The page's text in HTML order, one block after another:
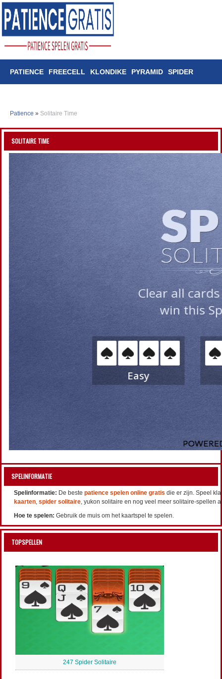
PATIENCE FREECELL KLONDIKE PYRAMID SPIDER
Patience » Solitaire Time
SOLITAIRE TIME
SPELINFORMATIE
Spelinformatie: De beste patience spelen online gratis die er zijn. Speel
kaarten, spider solitaire, yukon solitaire en nog veel meer solitaire-spellen
Hoe te spelen: Gebruik de muis om het kaartspel te spelen.
TOPSPELLEN
247 Spider Solitaire